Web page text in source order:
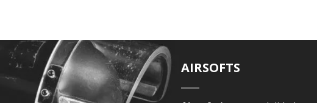
AIRSOFTS